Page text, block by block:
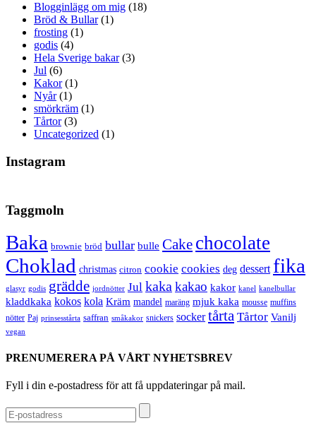
Blogginlägg om mig (18)
Bröd & Bullar(1)
frosting (1)
godis (4)
Hela Sverige bakar(3)
Jul (6)
Kakor(1)
Nyår(1)
smörkräm (1)
Tårtor(3)
Uncategorized (1)
Instagram
Taggmoln
Baka brownie bröd bullar bulle Cake chocolate
Choklad christmas citron cookie cookies deg dessert fika
glasyr godis grädde jordnötter Jul kaka kakao kakor kanel kanelbullar
kladdkaka kokos kola Kräm mandel maräng mjuk kaka mousse muffins
nötter Paj prinsesstårta saffran småkakor snickers socker tårta Tårtor Vanilj
vegan
PRENUMERERA PÅ VÅRT NYHETSBREV
Fyll i din e-postadress för att få uppdateringar på mail.